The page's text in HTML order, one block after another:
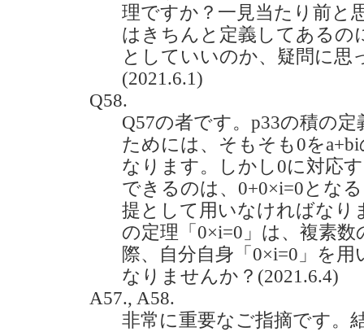
理ですか？一見当たり前と
はきちんと定義してあるの
としていいのか、疑問に思
(2021.6.1)
Q58.
Q57の者です。p33の積の
ためには、そもそも0を
なります。しかし0に対応
できるのは、0+0×i=0とな
提として用いなければなり
の定理「0×i=0」は、複素
際、自分自身「0×i=0」を
なりませんか？(2021.6.4)
A57., A58.
非常に重要なご指摘です。